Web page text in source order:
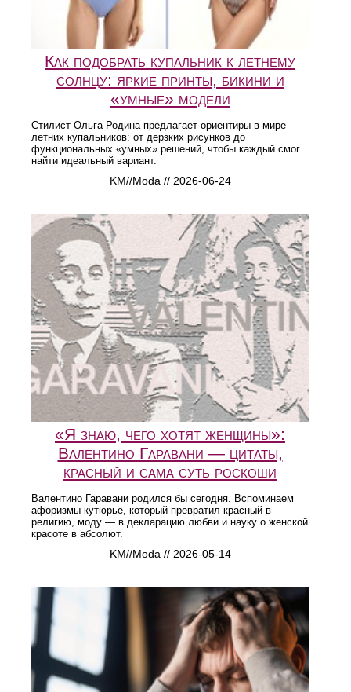
Как подобрать купальник к летнему
солнцу: яркие принты, бикини и
«умные» модели
Стилист Ольга Родина предлагает ориентиры в мире
летних купальников: от дерзких рисунков до
функциональных «умных» решений, чтобы каждый смог
найти идеальный вариант.
KM//Moda // 2026-06-24
«Я знаю, чего хотят женщины»:
Валентино Гаравани — цитаты,
красный и сама суть роскоши
Валентино Гаравани родился бы сегодня. Вспоминаем
афоризмы кутюрье, который превратил красный в
религию, моду — в декларацию любви и науку о женской
красоте в абсолют.
KM//Moda // 2026-05-14